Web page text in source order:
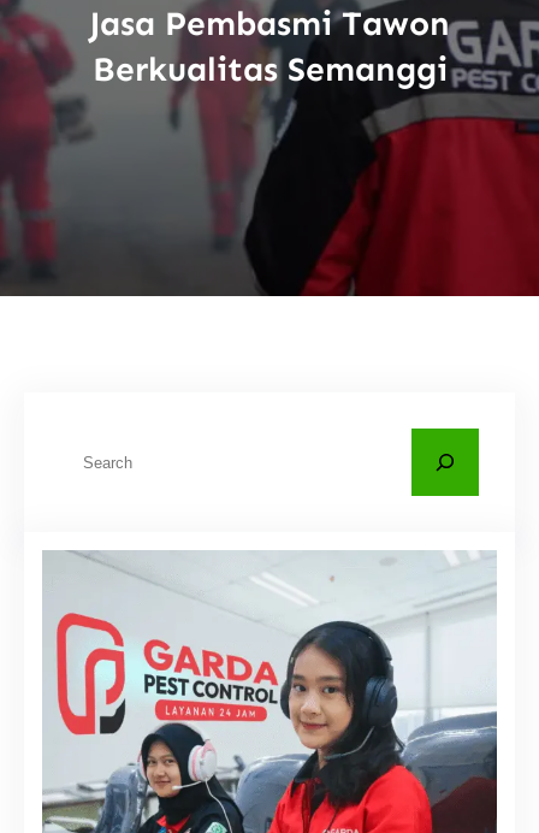
Jasa Pembasmi Tawon
Berkualitas Semanggi
i